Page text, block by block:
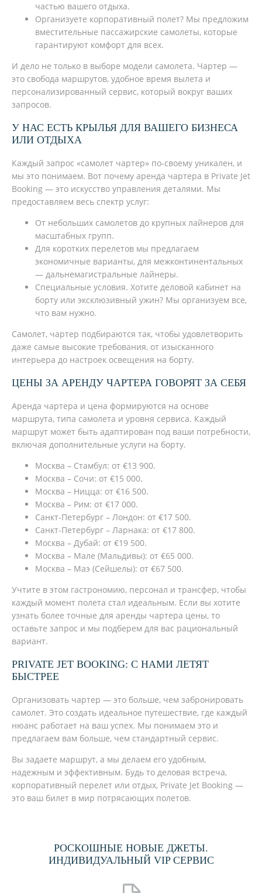
частью вашего отдыха.
Организуете корпоративный полет? Мы предложим
вместительные пассажирские самолеты, которые
гарантируют комфорт для всех.
И дело не только в выборе модели самолета. Чартер —
это свобода маршрутов, удобное время вылета и
персонализированный сервис, который вокруг ваших
запросов.
У НАС ЕСТЬ КРЫЛЬЯ ДЛЯ ВАШЕГО БИЗНЕСА
ИЛИ ОТДЫХА
Каждый запрос «самолет чартер» по-своему уникален, и
мы это понимаем. Вот почему аренда чартера в Private Jet
Booking — это искусство управления деталями. Мы
предоставляем весь спектр услуг:
От небольших самолетов до крупных лайнеров для
масштабных групп.
Для коротких перелетов мы предлагаем
экономичные варианты, для межконтинентальных
— дальнемагистральные лайнеры.
Специальные условия. Хотите деловой кабинет на
борту или эксклюзивный ужин? Мы организуем все,
что вам нужно.
Самолет, чартер подбираются так, чтобы удовлетворить
даже самые высокие требования, от изысканного
интерьера до настроек освещения на борту.
ЦЕНЫ ЗА АРЕНДУ ЧАРТЕРА ГОВОРЯТ ЗА СЕБЯ
Аренда чартера и цена формируются на основе
маршрута, типа самолета и уровня сервиса. Каждый
маршрут может быть адаптирован под ваши потребности,
включая дополнительные услуги на борту.
Москва – Стамбул: от €13 900.
Москва – Сочи: от €15 000.
Москва – Ницца: от €16 500.
Москва – Рим: от €17 000.
Санкт-Петербург – Лондон: от €17 500.
Санкт-Петербург – Ларнака: от €17 800.
Москва – Дубай: от €19 500.
Москва – Мале (Мальдивы): от €65 000.
Москва – Маэ (Сейшелы): от €67 500.
Учтите в этом гастрономию, персонал и трансфер, чтобы
каждый момент полета стал идеальным. Если вы хотите
узнать более точные для аренды чартера цены, то
оставьте запрос и мы подберем для вас рациональный
вариант.
PRIVATE JET BOOKING: С НАМИ ЛЕТЯТ
БЫСТРЕЕ
Организовать чартер — это больше, чем забронировать
самолет. Это создать идеальное путешествие, где каждый
нюанс работает на ваш успех. Мы понимаем это и
предлагаем вам больше, чем стандартный сервис.
Вы задаете маршрут, а мы делаем его удобным,
надежным и эффективным. Будь то деловая встреча,
корпоративный перелет или отдых, Private Jet Booking —
это ваш билет в мир потрясающих полетов.
РОСКОШНЫЕ НОВЫЕ ДЖЕТЫ.
ИНДИВИДУАЛЬНЫЙ VIP СЕРВИС